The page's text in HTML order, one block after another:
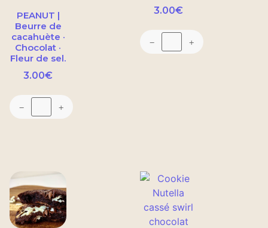
PEANUT |
Beurre de
cacahuète ·
Chocolat ·
Fleur de sel.
3.00€
− +
3.00€
− +